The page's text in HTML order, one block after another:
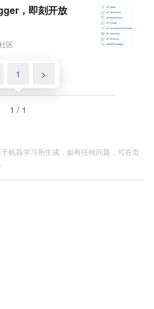
区
，即刻开放
1 >
1 / 1
机器学习所生成，如有任何问题，可在页